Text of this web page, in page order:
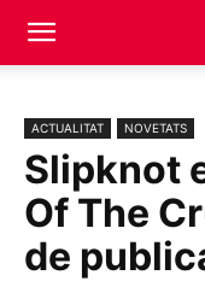
ACTUALITAT NOVETATS
Slipknot
Of The
de